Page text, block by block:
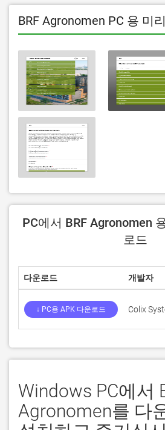
BRF Agronomen PC 용 미
PC에서 BRF Agronomen
로드
다운로드 개발자
↓ PC용 APK 다운로드 Colix
Windows PC에서
Agronomen를 다